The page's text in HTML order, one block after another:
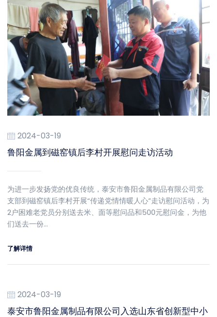
2024-03-19
鲁阳金属到磁窑镇后李村开展慰问走访活动
为进一步发扬党的优良传统，泰安市鲁阳金属制品有限公司党
支部到磁窑镇后李村开展“传递党情情暖人心”走访慰问活动，为
2户困难老党员分别送去米、面等慰问品和500元慰问金，为他
们送去一份…
了解详情
2024-03-19
泰安市鲁阳金属制品有限公司入选山东省创新型中小